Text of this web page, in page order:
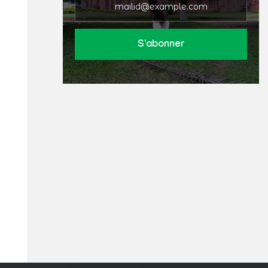
S'abonner